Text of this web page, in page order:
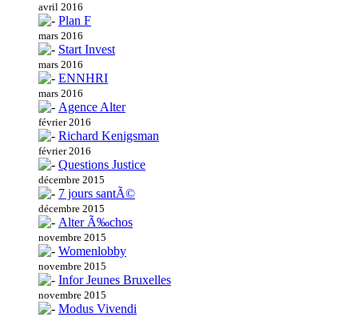
avril 2016
Plan F
mars 2016
Start Invest
mars 2016
ENNHRI
mars 2016
Agence Alter
février 2016
Richard Kenigsman
février 2016
Questions Justice
décembre 2015
7 jours santÃ©
décembre 2015
Alter Ã‰chos
novembre 2015
Womenlobby
novembre 2015
Infor Jeunes Bruxelles
novembre 2015
Modus Vivendi